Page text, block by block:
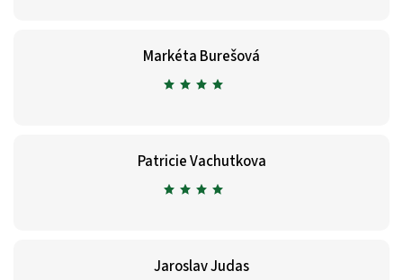
Markéta Burešová
Patricie Vachutkova
Jaroslav Judas